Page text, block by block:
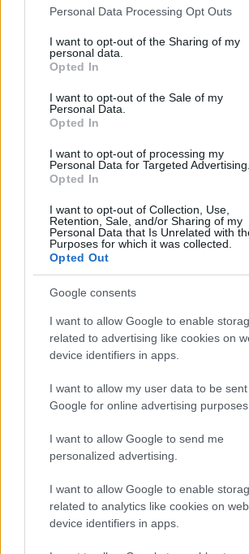
This information may also be disclosed by
disclose it to other third parties.
Please note that this website/app uses one
services and may gather and store
not limited to your visit or usage behaviour.
grant or deny consent to Google and its
consent section.
Personal Data Processing Opt Outs
I want to opt-out of the Sharing of my
personal data.
Opted In
I want to opt-out of the Sale of my
Personal Data.
Opted In
I want to opt-out of processing my
Personal Data for Targeted Advertising.
Opted In
I want to opt-out of Collection, Use,
Retention, Sale, and/or Sharing of my
Personal Data that Is Unrelated with
Purposes for which it was collected.
Opted Out
Google consents
I want to allow Google to enable
related to advertising like cookies on
device identifiers in apps.
I want to allow my user data to be
Google for online advertising purposes.
I want to allow Google to send me
personalized advertising.
I want to allow Google to enable
related to analytics like cookies on
device identifiers in apps.